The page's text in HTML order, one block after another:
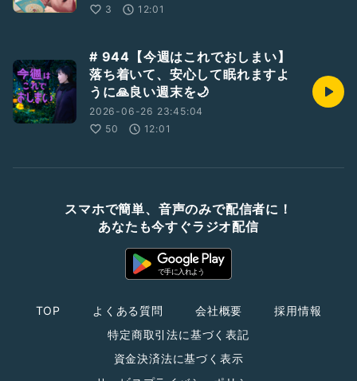
3
12:01
# 944【今週はこれでおしまい】
落ち着いて、安心して眠れますよ
うに🙏良い週末を🌙
2026-06-26 23:45:04
50
12:01
スマホで簡単、音声のみで配信者に！
あなたも今すぐラジオ配信
TOP よくある質問 会社概要
採用情報
特定商取引法に基づく表記
資金決済法に基づく表示